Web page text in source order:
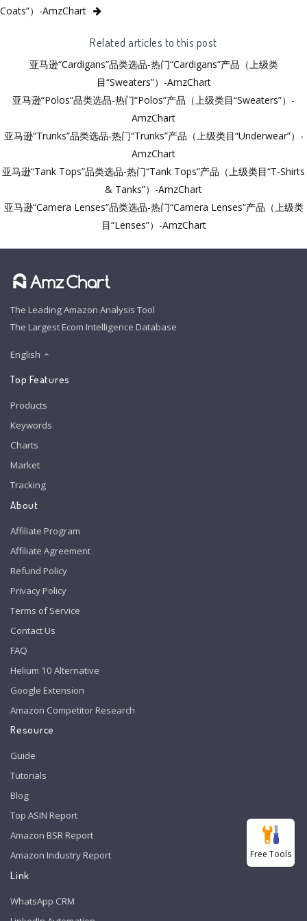
Coats”）-AmzChart
Related articles to this post
亚马逊“Cardigans”品类选品-热门“Cardigans”产品（上级类
目“Sweaters”）-AmzChart
亚马逊“Polos”品类选品-热门“Polos”产品（上级类目“Sweaters”）-
AmzChart
亚马逊“Trunks”品类选品-热门“Trunks”产品（上级类目“Underwear”）-
AmzChart
亚马逊“Tank Tops”品类选品-热门“Tank Tops”产品（上级类目“T-Shirts
& Tanks”）-AmzChart
亚马逊“Camera Lenses”品类选品-热门“Camera Lenses”产品（上级类
目“Lenses”）-AmzChart
The Leading Amazon Analysis Tool
The Largest Ecom Intelligence Database
English
Top Features
Products
Keywords
Charts
Market
Tracking
About
Affiliate Program
Affiliate Agreement
Refund Policy
Privacy Policy
Terms of Service
Contact Us
FAQ
Helium 10 Alternative
Google Extension
Amazon Competitor Research
Resource
Guide
Tutorials
Blog
Top ASIN Report
Amazon BSR Report
Amazon Industry Report
Link
WhatsApp CRM
Free Tools